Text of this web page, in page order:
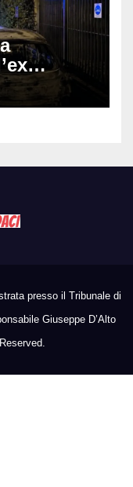
35enne
presso il Tribunale di
Giuseppe D’Alto